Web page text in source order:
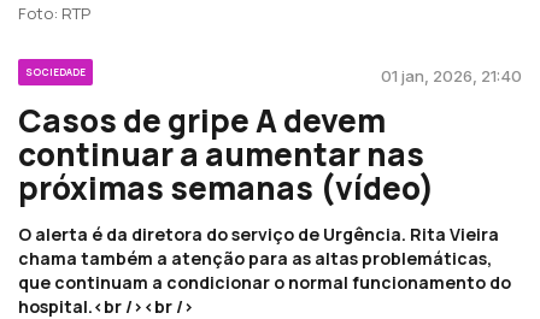
Foto: RTP
SOCIEDADE 01 jan, 2026, 21:40
Casos de gripe A devem
continuar a aumentar nas
próximas semanas (vídeo)
O alerta é da diretora do serviço de Urgência. Rita Vieira
chama também a atenção para as altas problemáticas,
que continuam a condicionar o normal funcionamento do
hospital.<br /><br />